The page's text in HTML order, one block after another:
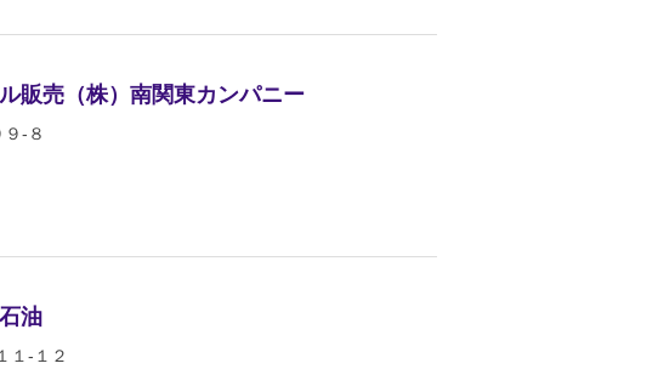
販売（株）南関東カンパニー
-８
油
１-１２